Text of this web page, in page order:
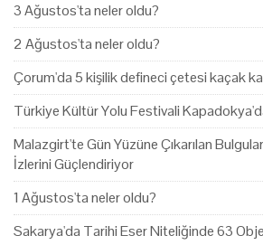
3 Ağustos'ta neler oldu?
2 Ağustos'ta neler oldu?
Çorum'da 5 kişilik defineci çetesi kaçak
Türkiye Kültür Yolu Festivali
Malazgirt'te Gün Yüzüne Çıkarılan
İzlerini Güçlendiriyor
1 Ağustos'ta neler oldu?
Sakarya'da Tarihi Eser Niteliğinde 63